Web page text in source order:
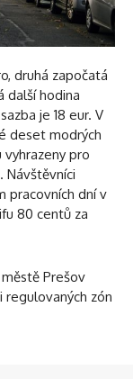
druhá započatá
další hodina
je 18 eur. V
deset modrých
pro
Návštěvníci
pracovních dní v
80 centů za
Prešov
regulovaných zón